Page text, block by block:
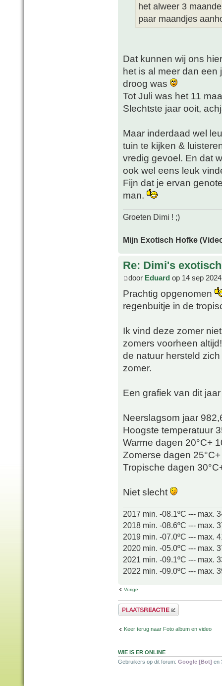
het alweer 3
paar maandjes
Dat kunnen wij ons
het is al meer dan
droog was
Tot Juli was het 11
Slechtste jaar ooit,
Maar inderdaad wel
tuin te kijken &
vredig gevoel. En dat
ook wel eens leuk
Fijn dat je ervan
man.
Groeten Dimi ! ;)
Mijn Exotisch Hofke
Re: Dimi's
door Eduard op 14 sep
Prachtig opgenomen
regenbuitje in de
Ik vind deze zomer
zomers voorheen
de natuur hersteld
zomer.
Een grafiek van dit
Neerslagsom jaar
Hoogste temperatuur
Warme dagen 20°C+
Zomerse dagen
Tropische dagen
Niet slecht
2017 min. -08.1ºC --- max.
2018 min. -08.6ºC --- max.
2019 min. -07.0ºC --- max.
2020 min. -05.0ºC --- max.
2021 min. -09.1ºC --- max.
2022 min. -09.0ºC --- max.
Vorige
Plaats een reactie
Keer terug naar Foto album en video
WIE IS ER ONLINE
Gebruikers op dit forum: Google [Bot] en